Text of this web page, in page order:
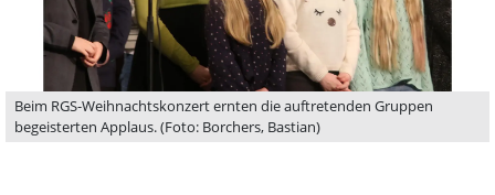
Beim RGS-Weihnachtskonzert ernten die auftretenden Gruppen
begeisterten Applaus. (Foto: Borchers, Bastian)